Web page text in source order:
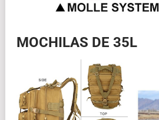
MOCHILAS DE 35L